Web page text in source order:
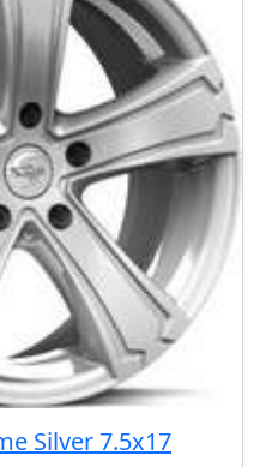
Silver 7.5x17